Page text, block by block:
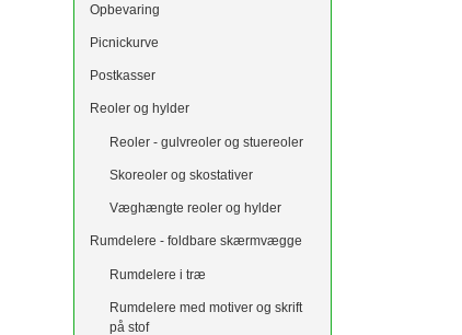
Opbevaring
Picnickurve
Postkasser
Reoler og hylder
Reoler - gulvreoler og stuereoler
Skoreoler og skostativer
Væghængte reoler og hylder
Rumdelere - foldbare skærmvægge
Rumdelere i træ
Rumdelere med motiver og skrift
på stof